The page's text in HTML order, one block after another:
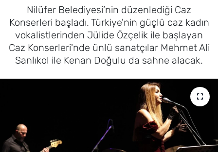
Nilüfer Belediyesi’nin düzenlediği Caz
Konserleri başladı. Türkiye'nin güçlü caz kadın
vokalistlerinden Jülide Özçelik ile başlayan
Caz Konserleri'nde ünlü sanatçılar Mehmet Ali
Sanlıkol ile Kenan Doğulu da sahne alacak.